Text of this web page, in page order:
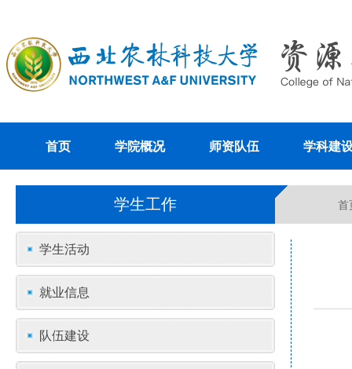
首页 学院概况 师资队伍 学科建
学生工作 首
学生活动
就业信息
队伍建设